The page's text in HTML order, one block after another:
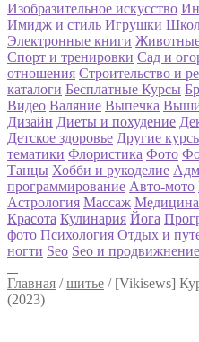
Изобразительное искусство
Имидж и стиль Игрушки
Электронные книги
Спорт и тренировки Сад и
отношения Строительство и
каталоги Бесплатные Курсы
Видео Валяние Выпечка
Дизайн Диеты и похудение
Детское здоровье Другие
тематики Флористика Фото
Танцы Хобби и рукоделие
программирование Авто-мото
Астрология Массаж Медицина
Красота Кулинария Йога
фото Психология Отдых и
ногти Seo Seo и
Главная /шитье / [Vikisews]
(2023)